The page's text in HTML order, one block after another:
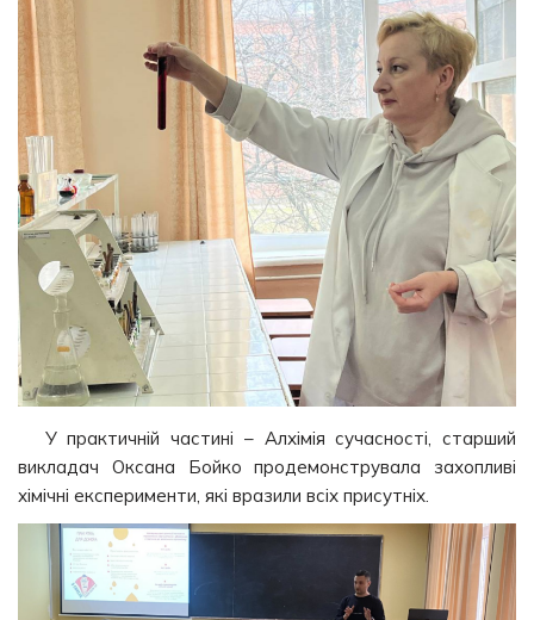
У практичній частині – Алхімія сучасності, старший
викладач Оксана Бойко продемонструвала захопливі
хімічні експерименти, які вразили всіх присутніх.